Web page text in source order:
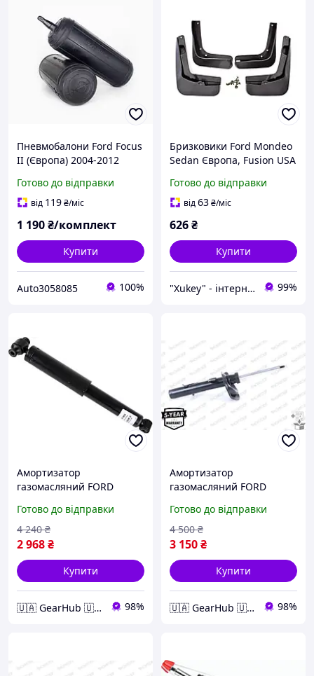
Пневмобалони Ford Focus
II (Європа) 2004-2012
пружини
Готово до відправки
від 119₴/міс
1 190₴/комплект
Купити
Auto3058085 100%
Бризковики Ford Mondeo
Sedan Європа, Fusion USA
Готово до відправки
від63₴/міс
626₴
Купити
"Xukey" - інтернет магазин автотоварів 99%
Амортизатор
газомасляний FORD
316 964
Готово до відправки
2 968₴
4 240 ₴
Купити
🇺🇦 GearHub 🇺🇦 98%
Амортизатор
газомасляний FORD
ПРАВ G8807
Готово до відправки
3 150₴
4 500 ₴
Купити
🇺🇦 GearHub 🇺🇦 98%